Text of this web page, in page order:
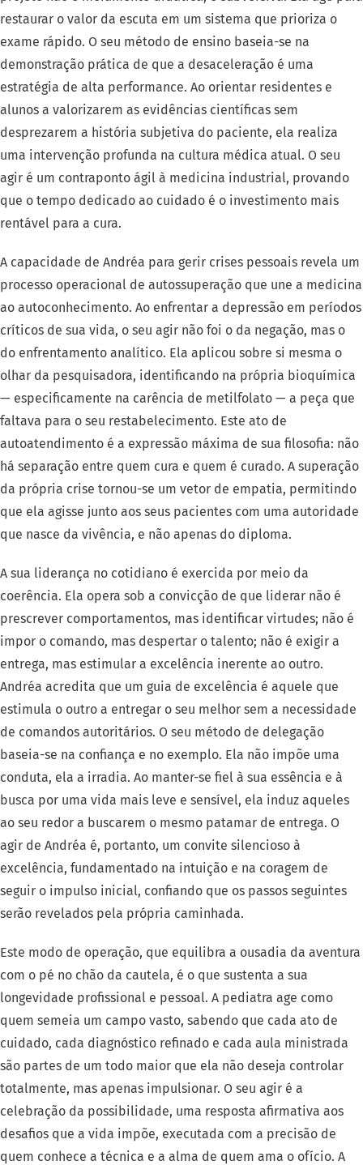
restaurar o valor da escuta em um sistema que prioriza o
exame rápido. O seu método de ensino baseia-se na
demonstração prática de que a desaceleração é uma
estratégia de alta performance. Ao orientar residentes e
alunos a valorizarem as evidências científicas sem
desprezarem a história subjetiva do paciente, ela realiza
uma intervenção profunda na cultura médica atual. O seu
agir é um contraponto ágil à medicina industrial, provando
que o tempo dedicado ao cuidado é o investimento mais
rentável para a cura.
A capacidade de Andréa para gerir crises pessoais revela um
processo operacional de autossuperação que une a medicina
ao autoconhecimento. Ao enfrentar a depressão em períodos
críticos de sua vida, o seu agir não foi o da negação, mas o
do enfrentamento analítico. Ela aplicou sobre si mesma o
olhar da pesquisadora, identificando na própria bioquímica
— especificamente na carência de metilfolato — a peça que
faltava para o seu restabelecimento. Este ato de
autoatendimento é a expressão máxima de sua filosofia: não
há separação entre quem cura e quem é curado. A superação
da própria crise tornou-se um vetor de empatia, permitindo
que ela agisse junto aos seus pacientes com uma autoridade
que nasce da vivência, e não apenas do diploma.
A sua liderança no cotidiano é exercida por meio da
coerência. Ela opera sob a convicção de que liderar não é
prescrever comportamentos, mas identificar virtudes; não é
impor o comando, mas despertar o talento; não é exigir a
entrega, mas estimular a excelência inerente ao outro.
Andréa acredita que um guia de excelência é aquele que
estimula o outro a entregar o seu melhor sem a necessidade
de comandos autoritários. O seu método de delegação
baseia-se na confiança e no exemplo. Ela não impõe uma
conduta, ela a irradia. Ao manter-se fiel à sua essência e à
busca por uma vida mais leve e sensível, ela induz aqueles
ao seu redor a buscarem o mesmo patamar de entrega. O
agir de Andréa é, portanto, um convite silencioso à
excelência, fundamentado na intuição e na coragem de
seguir o impulso inicial, confiando que os passos seguintes
serão revelados pela própria caminhada.
Este modo de operação, que equilibra a ousadia da aventura
com o pé no chão da cautela, é o que sustenta a sua
longevidade profissional e pessoal. A pediatra age como
quem semeia um campo vasto, sabendo que cada ato de
cuidado, cada diagnóstico refinado e cada aula ministrada
são partes de um todo maior que ela não deseja controlar
totalmente, mas apenas impulsionar. O seu agir é a
celebração da possibilidade, uma resposta afirmativa aos
desafios que a vida impõe, executada com a precisão de
quem conhece a técnica e a alma de quem ama o ofício. A